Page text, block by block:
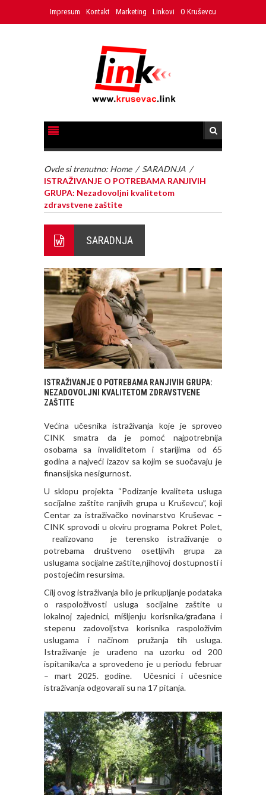
Impresum Kontakt Marketing Linkovi O Kruševcu
Ovde si trenutno: Home / SARADNJA /
ISTRAŽIVANJE O POTREBAMA RANJIVIH
GRUPA: Nezadovoljni kvalitetom
zdravstvene zaštite
SARADNJA
ISTRAŽIVANJE O POTREBAMA RANJIVIH GRUPA:
NEZADOVOLJNI KVALITETOM ZDRAVSTVENE
ZAŠTITE
Većina učesnika istraživanja koje je sproveo
CINK smatra da je pomoć najpotrebnija
osobama sa invaliditetom i starijima od 65
godina a najveći izazov sa kojim se suočavaju je
finansijska nesigurnost.
U sklopu projekta “Podizanje kvaliteta usluga
socijalne zaštite ranjivih grupa u Kruševcu”, koji
Centar za istraživačko novinarstvo Kruševac –
CINK sprovodi u okviru programa Pokret Polet,
realizovano je terensko istraživanje o
potrebama društveno osetljivih grupa za
uslugama socijalne zaštite,njihovoj dostupnosti i
postojećim resursima.
Cilj ovog istraživanja bilo je prikupljanje podataka
o raspoloživosti usluga socijalne zaštite u
lokalnoj zajednici, mišljenju korisnika/građana i
stepenu zadovoljstva korisnika raspoloživim
uslugama i načinom pružanja tih usluga.
Istraživanje je urađeno na uzorku od 200
ispitanika/ca a sprovedeno je u periodu februar
– mart 2025. godine. Učesnici i učesnice
istraživanja odgovarali su na 17 pitanja.